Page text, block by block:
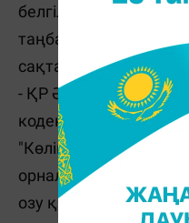
белгiлерiмен немесе
таңбалармен
сақтамау";
- ҚР Әкімшілік
кодекстің 596-
"Көлiк құралын
орналастыру, қарсы
озу қағидаларын